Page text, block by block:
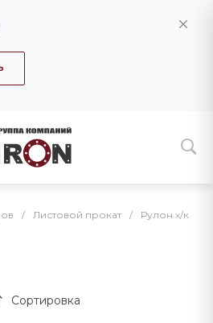
/ Листовой прокат / Рулон х/к
Сортировка